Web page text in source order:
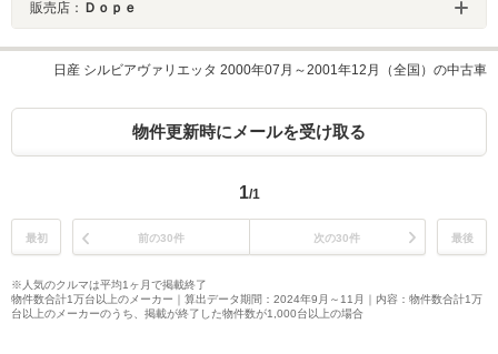
販売店： Ｄｏｐｅ
日産 シルビアヴァリエッタ 2000年07月～2001年12月（全国）の中古車
物件更新時にメールを受け取る
1/1
最初 前の30件 次の30件 最後
※人気のクルマは平均1ヶ月で掲載終了
物件数合計1万台以上のメーカー｜算出データ期間：2024年9月～11月｜内容：物件数合計1万
台以上のメーカーのうち、掲載が終了した物件数が1,000台以上の場合